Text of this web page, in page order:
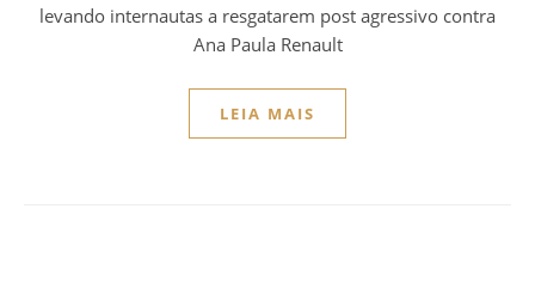
levando internautas a resgatarem post agressivo contra
Ana Paula Renault
LEIA MAIS